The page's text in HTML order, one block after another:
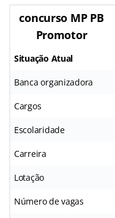
concurso MP PB
Promotor
Situação Atual
Banca organizadora
Cargos
Escolaridade
Carreira
Lotação
Número de vagas